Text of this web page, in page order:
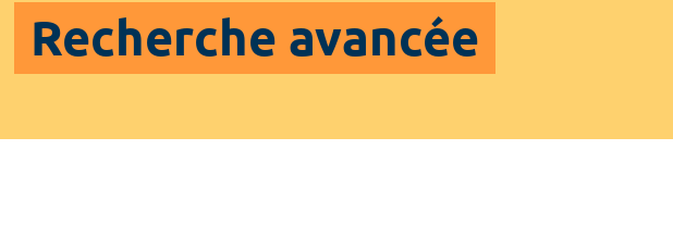
Recherche avancée